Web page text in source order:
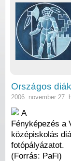
Országos
2006. november 27.
A
Fényképezés a
középiskolás
fotópályázatot.
(Forrás: PaFi)